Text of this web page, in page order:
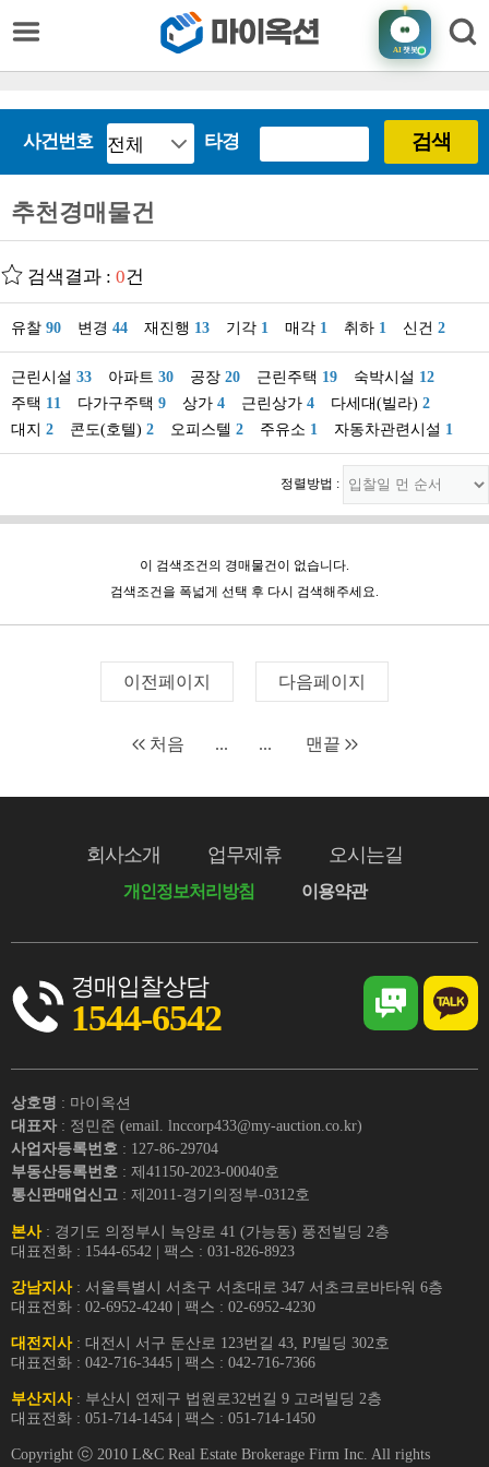
AI챗봇
사건번호 타경 검색
추천경매물건
검색결과 : 0건
유찰 90 변경 44 재진행 13 기각 1 매각 1 취하 1 신건 2
근린시설 33 아파트 30 공장 20 근린주택 19 숙박시설 12
주택 11 다가구주택 9 상가 4 근린상가 4 다세대(빌라) 2
대지 2 콘도(호텔) 2 오피스텔 2 주유소 1 자동차관련시설 1
정렬방법 :
이 검색조건의 경매물건이 없습니다.
검색조건을 폭넓게 선택 후 다시 검색해주세요.
이전페이지 다음페이지
처음 ... ... 맨끝
회사소개 업무제휴 오시는길
개인정보처리방침 이용약관
경매입찰상담
1544-6542
상호명 : 마이옥션
대표자 : 정민준 (email. lnccorp433@my-auction.co.kr)
사업자등록번호 : 127-86-29704
부동산등록번호 : 제41150-2023-00040호
통신판매업신고 : 제2011-경기의정부-0312호
본사: 경기도 의정부시 녹양로 41 (가능동) 풍전빌딩 2층
대표전화 : 1544-6542 | 팩스 : 031-826-8923
강남지사: 서울특별시 서초구 서초대로 347 서초크로바타워 6층
대표전화 : 02-6952-4240 | 팩스 : 02-6952-4230
대전지사: 대전시 서구 둔산로 123번길 43, PJ빌딩 302호
대표전화 : 042-716-3445 | 팩스 : 042-716-7366
부산지사: 부산시 연제구 법원로32번길 9 고려빌딩 2층
대표전화 : 051-714-1454 | 팩스 : 051-714-1450
Copyright ⓒ 2010 L&C Real Estate Brokerage Firm Inc. All rights